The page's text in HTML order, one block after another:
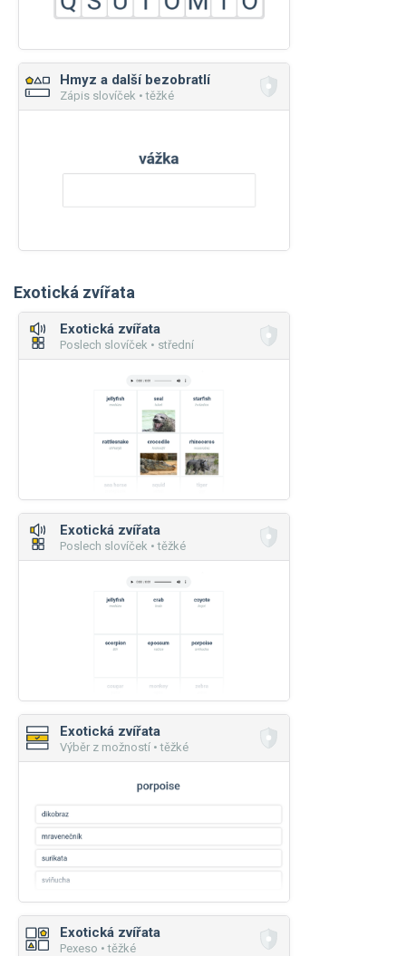
Hmyz a další bezobratlí
Zápis slovíček • těžké
Exotická zvířata
Exotická zvířata
Poslech slovíček • střední
Exotická zvířata
Poslech slovíček • těžké
Exotická zvířata
Výběr z možností • těžké
Exotická zvířata
Pexeso • těžké